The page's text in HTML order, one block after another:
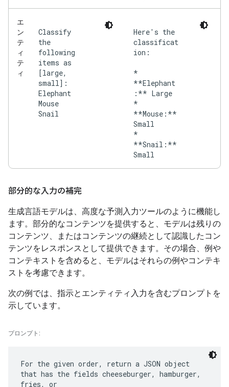
エ
ン
テ
ィ
テ
ィ
Classify
the
following
items as
[large,
small]:
Elephant
Mouse
Snail
Here's the
classificat
ion:
*
**Elephant
:** Large
*
**Mouse:**
Small
*
**Snail:**
部分的な入力の補完
生成言語モデルは、高度な予測入力ツールのように機能し
ます。部分的なコンテンツを提供すると、モデルは残りの
コンテンツ、またはコンテンツの継続として認識したコン
テンツをレスポンスとして提供できます。その場合、例や
コンテキストを含めると、モデルはそれらの例やコンテキ
ストを考慮できます。
次の例では、指示とエンティティ入力を含むプロンプトを
示しています。
プロンプト:
For the given order, return a JSON object
that has the fields cheeseburger, hamburger,
fries, or